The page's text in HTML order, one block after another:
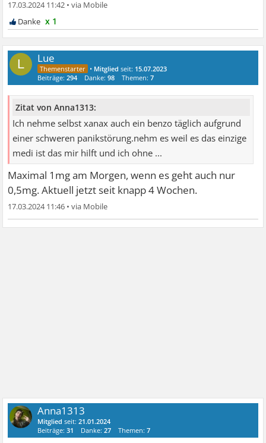
17.03.2024 11:42 •
x 1
L Lue
• Mitglied seit: 15.07.2023
Beiträge:294 Danke:98 Themen:7
Zitat von Anna1313:
Ich nehme selbst xanax auch ein benzo täglich aufgrund
einer schweren panikstörung.nehm es weil es das einzige
medi ist das mir hilft und ich ohne ...
Maximal 1mg am Morgen, wenn es geht auch nur
0,5mg. Aktuell jetzt seit knapp 4 Wochen.
17.03.2024 11:46 •
Anna1313
Mitglied seit:21.01.2024
Beiträge:31 Danke:27 Themen:7